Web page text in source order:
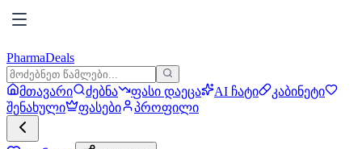
PharmaDeals
მთავარი ძებნა ფასი დაეცა AI ჩატი
კაბინეტი
შენახული
ფასები პროფილი